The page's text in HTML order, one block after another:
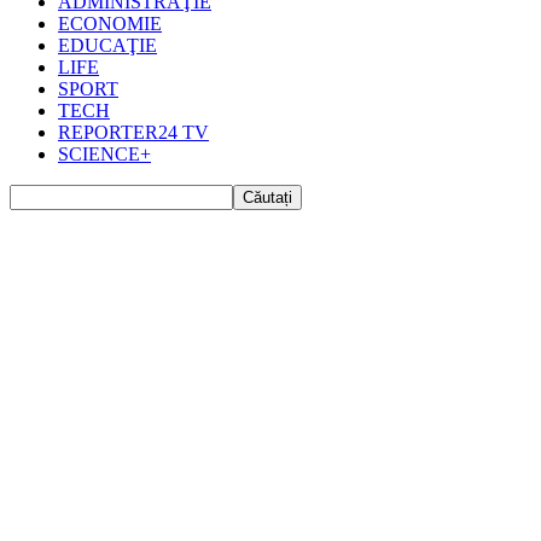
ECONOMIE
EDUCAŢIE
LIFE
SPORT
TECH
REPORTER24 TV
SCIENCE+